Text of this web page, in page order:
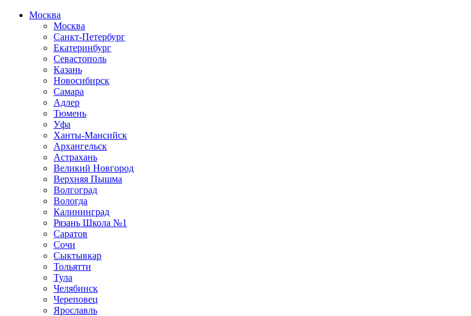
Москва
Москва
Санкт-Петербург
Екатеринбург
Севастополь
Казань
Новосибирск
Самара
Адлер
Тюмень
Уфа
Ханты-Мансийск
Архангельск
Астрахань
Великий Новгород
Верхняя Пышма
Волгоград
Вологда
Калининград
Рязань Школа №1
Саратов
Сочи
Сыктывкар
Тольятти
Тула
Челябинск
Череповец
Ярославль